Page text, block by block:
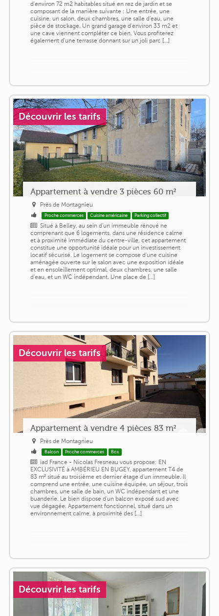
d'environ 72 m2 habitables situé en rez de jardin et se
composant de la manière suivante : Une entrée, une
cuisine, un salon, deux chambres, une salle d'eau, une
pièce de stockage. Un grand garage d'environ 33 m2 et
une cave viennent compléter ce bien. Vous profiterez
également d'une terrasse donnant sur un joli parc [...]
Découvrir les tarifs
Appartement à vendre 3 pièces 60 m²
Près de Montagnieu
Proche commerces Cuisine américaine Parking collectif
Situé à Belley, au sein d'un immeuble rénové ne
comprenant que 6 logements, dans une résidence calme
et à proximité immédiate du centre-ville, cet appartement
constitue une opportunité idéale pour un investissement
locatif sécurisé. Le logement se compose d'une cuisine
aménagée ouverte sur le salon avec une exposition idéale
et en ensoleillement optimal, deux chambres, une salle
d'eau, et un WC indépendant. Une place de [...]
Découvrir les tarifs
Appartement à vendre 4 pièces 83 m²
Près de Montagnieu
Balcon Proche commerces Box
iad France - Nicolas Fresneau vous propose: EN
EXCLUSIVITÉ à AMBÉRIEU EN BUGEY, appartement T4 de
83 m² situé au troisième et dernier étage d'un immeuble. Il
comprend une entrée, une cuisine équipée, un séjour, trois
chambres, une salle de bain, un WC indépendant et une
buanderie. Le bien dispose d'un balcon exposé sud avec
vue dégagée. Appartement fonctionnel, situé dans un
environnement calme, à proximité des [...]
Découvrir les tarifs